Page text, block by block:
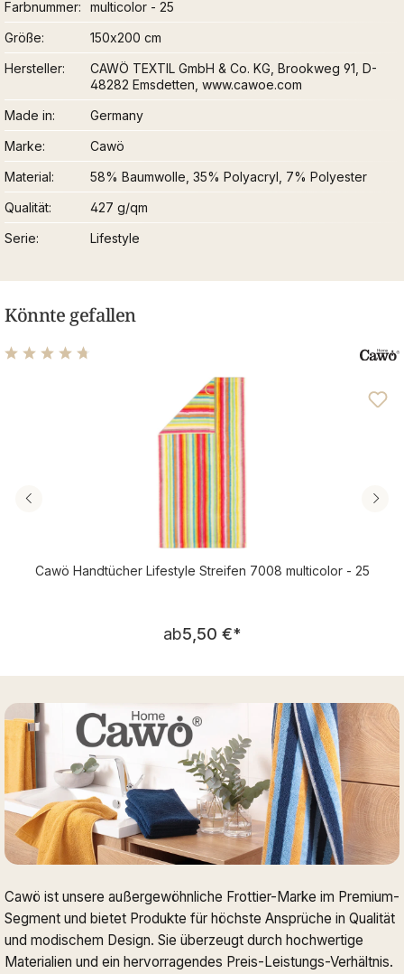
Farbnummer
multicolor - 25
Größe
150x200 cm
Hersteller
CAWÖ TEXTIL GmbH & Co. KG, Brookweg 91, D-
48282 Emsdetten, www.cawoe.com
Made in
Germany
Marke
Cawö
Material
58% Baumwolle, 35% Polyacryl, 7% Polyester
Qualität
427 g/qm
Serie
Lifestyle
Könnte gefallen
Durchschnittliche Bewertung von 4.71 von 5 Sternen
Cawö Handtücher Lifestyle Streifen 7008 multicolor - 25
Regulärer Preis:
ab5,50 €*
Cawö ist unsere außergewöhnliche Frottier-Marke im Premium-
Segment und bietet Produkte für höchste Ansprüche in Qualität
und modischem Design. Sie überzeugt durch hochwertige
Materialien und ein hervorragendes Preis-Leistungs-Verhältnis.